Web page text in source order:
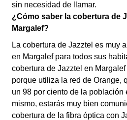
sin necesidad de llamar.
¿Cómo saber la cobertura de
Margalef?
La cobertura de Jazztel es muy
en Margalef para todos sus
cobertura de Jazztel en
porque utiliza la red de Orange,
un 98 por ciento de la población
mismo, estarás muy bien
cobertura de la fibra óptica con